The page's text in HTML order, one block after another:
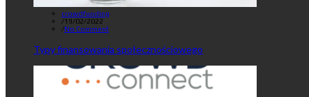
crowdfunding
/19/02/2022
/No Comment
Typy finansowania społecznościowego